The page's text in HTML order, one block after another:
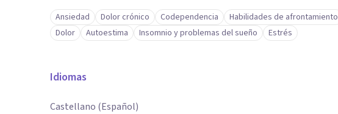
Ansiedad Dolor crónico Codependencia Habilidades de afrontamiento
Dolor
Autoestima Insomnio y problemas del sueño Estrés
Idiomas
Castellano (Español)